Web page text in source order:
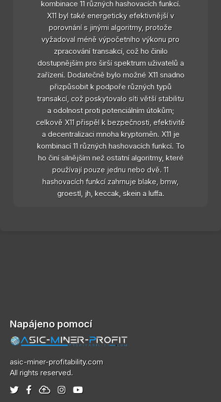
kombinace 11 různých hashovacích funkcí.
X11 byl také energeticky efektivnější v
porovnání s jinými algoritmy, protože
vyžadoval méně výpočetního výkonu pro
zpracování transakcí, což ho činilo
dostupnějším pro širší spektrum uživatelů a
zařízení. Dodatečně bylo možné X11 snadno
přizpůsobit k podpoře různých typů
transakcí, což poskytovalo síti větší stabilitu
a odolnost proti potenciálním útokům;
celkově X11 přispěl k bezpečnosti, efektivitě
a decentralizaci mnoha kryptoměn. X11 je
kombinací 11 různých hashovacích funkcí. To
ho činí silnějším než ostatní algoritmy, které
používají pouze jednu nebo dvě. 11
hashovacích funkcí zahrnuje blake, bmw,
groestl, jh, keccak, skein a luffa.
Napájeno pomocí
asic-miner-profitability.com
All rights reserved.